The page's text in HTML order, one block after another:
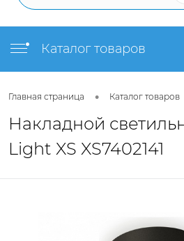
Каталог товаров
Главная страница • Каталог товаров
Накладной
Light XS XS7402141